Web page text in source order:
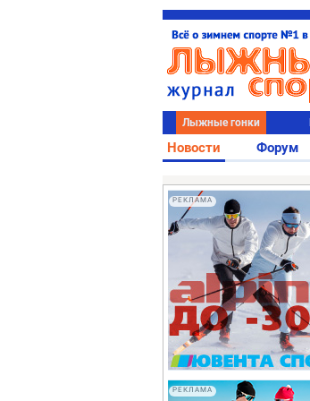
Лыжные гонки
Новости Форум
РЕКЛАМА
РЕКЛАМА